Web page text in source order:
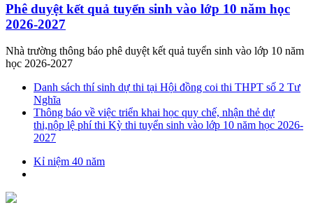
Phê duyệt kết quả tuyển sinh vào lớp 10 năm học
2026-2027
Nhà trường thông báo phê duyệt kết quả tuyển sinh vào lớp 10 năm
học 2026-2027
Danh sách thí sinh dự thi tại Hội đồng coi thi THPT số 2 Tư
Nghĩa
Thông báo về việc triển khai học quy chế, nhận thẻ dự
thi,nộp lệ phí thi Kỳ thi tuyển sinh vào lớp 10 năm học 2026-
2027
Kỉ niệm 40 năm